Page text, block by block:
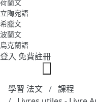
荷蘭文
立陶宛語
希臘文
波蘭文
烏克蘭語
登入 免費註冊
學習 法文
課程